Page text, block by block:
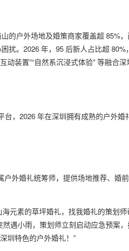
的户外场地及婚策商家覆盖超 85%
。2026 年，95 后新人占比超 80%
动装置”“自然系沉浸式体验” 等融合
，2026 年在深圳拥有成熟的户外婚
外婚礼统筹师，提供场地推荐、婚
元素的草坪婚礼，找我婚礼的策划
遇小雨，策划师立刻启动应急预案
圳特色的户外婚礼！”